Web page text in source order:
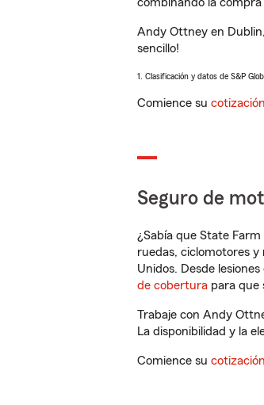
Andy Ottney en
sencillo!
1. Clasificación y datos de S&P
Comience su
Seguro de
¿Sabía que State
ruedas, ciclomotores
Unidos. Desde
de cobertura para que
Trabaje con Andy
La disponibilidad y la
Comience su